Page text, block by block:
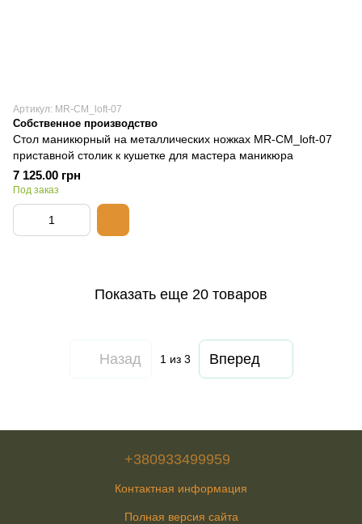
Артикул: MR-СМ_loft-07
Собственное производство
Стол маникюрный на металлических ножках MR-СМ_loft-07
приставной столик к кушетке для мастера маникюра
7 125.00 грн
Под заказ
Показать еще 20 товаров
Назад 1 из 3 Вперед
+380933499959
Контактная информация
Полная версия сайта